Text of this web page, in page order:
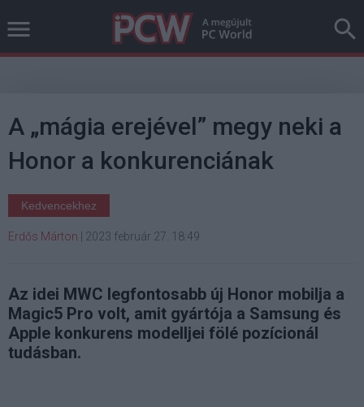
A „mágia erejével” megy neki a
Honor a konkurenciának
Kedvencekhez
Erdős Márton 2023 február 27. 18:49
Az idei MWC legfontosabb új Honor mobilja a
Magic5 Pro volt, amit gyártója a Samsung és
Apple konkurens modelljei fölé pozícionál
tudásban.